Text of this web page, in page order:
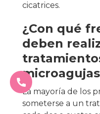
cicatrices.
¿Con qué
deben
La mayoría de los
someterse a un